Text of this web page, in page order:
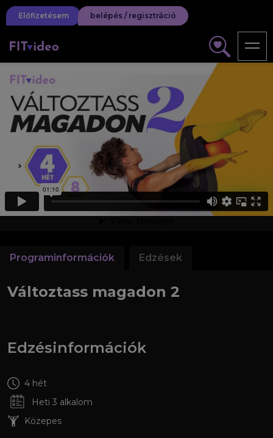
Előfizetésem belépés / regisztráció
Programinformációk Edzések
Változtass magadon 2
Edzésinformációk
4 hét
Heti 3 alkalom
Közepes